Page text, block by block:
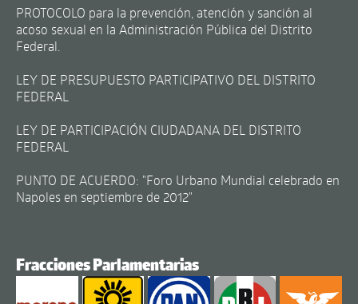
PROTOCOLO para la prevención, atención y sanción al
acoso sexual en la Administración Pública del Distrito
Federal.
LEY DE PRESUPUESTO PARTICIPATIVO DEL DISTRITO
FEDERAL
LEY DE PARTICIPACIÓN CIUDADANA DEL DISTRITO
FEDERAL
PUNTO DE ACUERDO: "Foro Urbano Mundial celebrado en
Napoles en septiembre de 2012"
Fracciones Parlamentarias